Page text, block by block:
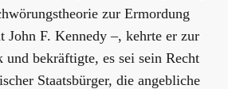
zur Ermordung
John F. Kennedy –, kehrte er zur
und bekräftigte, es sei sein Recht
Staatsbürger, die angebliche